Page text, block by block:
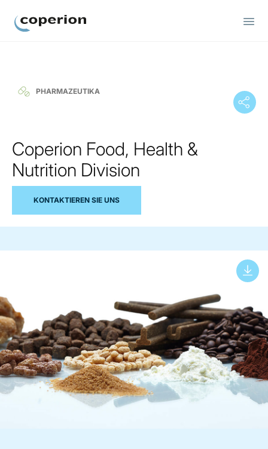
PHARMAZEUTIKA
Coperion Food, Health &
Nutrition Division
KONTAKTIEREN SIE UNS